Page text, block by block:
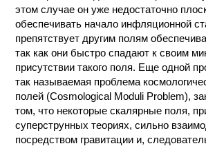
этом случае он уже недостаточно
обеспечивать начало инфляционной
препятствует другим полям
так как они быстро спадают к своим
присутствии такого поля. Еще одной
так называемая проблема
полей (Cosmological Moduli Problem),
том, что некоторые скалярные поля,
суперструнных теориях, сильно
посредством гравитации и,